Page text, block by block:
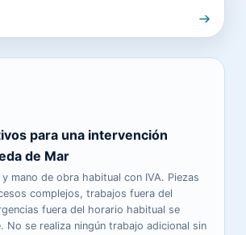
para una intervención
de Mar
mano de obra habitual con IVA. Piezas
complejos, trabajos fuera del
fuera del horario habitual se
No se realiza ningún trabajo adicional sin